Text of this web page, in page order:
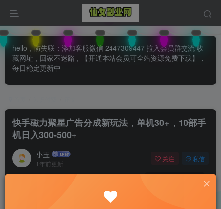
hello，防失联：添加客服微信 2447309447 拉入会员群交流 收
藏网址，回家不迷路，【开通本站会员可全站资源免费下载】，
每日稳定更新中
快手磁力聚星广告分成新玩法，单机30+，10部手
机日入300-500+
小玉
1年前更新
关注 私信
0 115 74